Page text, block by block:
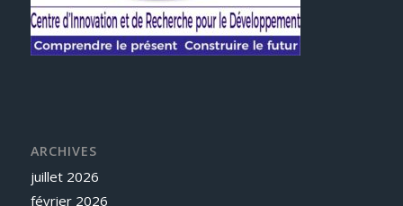
ARCHIVES
juillet 2026
février 2026